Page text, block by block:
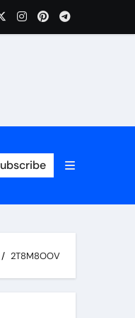
2T8M8OOV